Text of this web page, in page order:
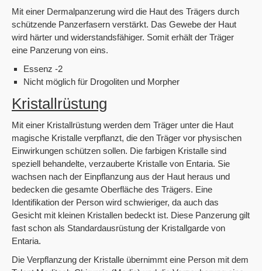
Mit einer Dermalpanzerung wird die Haut des Trägers durch
schützende Panzerfasern verstärkt. Das Gewebe der Haut
wird härter und widerstandsfähiger. Somit erhält der Träger
eine Panzerung von eins.
Essenz -2
Nicht möglich für Drogoliten und Morpher
Kristallrüstung
Mit einer Kristallrüstung werden dem Träger unter die Haut
magische Kristalle verpflanzt, die den Träger vor physischen
Einwirkungen schützen sollen. Die farbigen Kristalle sind
speziell behandelte, verzauberte Kristalle von Entaria. Sie
wachsen nach der Einpflanzung aus der Haut heraus und
bedecken die gesamte Oberfläche des Trägers. Eine
Identifikation der Person wird schwieriger, da auch das
Gesicht mit kleinen Kristallen bedeckt ist. Diese Panzerung gilt
fast schon als Standardausrüstung der Kristallgarde von
Entaria.
Die Verpflanzung der Kristalle übernimmt eine Person mit dem